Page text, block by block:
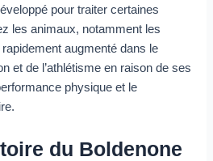
pour traiter certaines
les animaux, notamment les
augmenté dans le
et de l’athlétisme en raison de ses
physique et le
du Boldenone